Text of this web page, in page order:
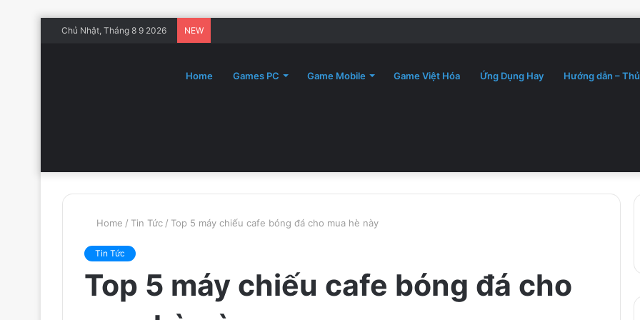
Chủ Nhật, Tháng 8 9 2026 NEW
Home Games PC Game Mobile Game Việt Hóa Ứng Dụng Hay Hướng dẫn –
Home / Tin Tức / Top 5 máy chiếu cafe bóng đá cho mua hè này
Tin Tức
Top 5 máy chiếu cafe bóng đá cho